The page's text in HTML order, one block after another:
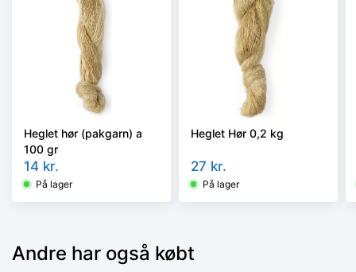
Heglet hør (pakgarn) a
100 gr
14 kr.
På lager
Heglet Hør 0,2 kg
27 kr.
På lager
Andre har også købt